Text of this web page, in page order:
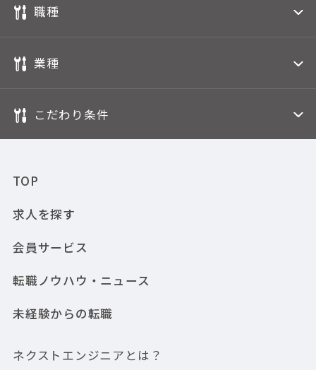
職種
業種
こだわり条件
TOP
求人を探す
会員サービス
転職ノウハウ・ニュース
未経験からの転職
ネクストエンジニアとは？